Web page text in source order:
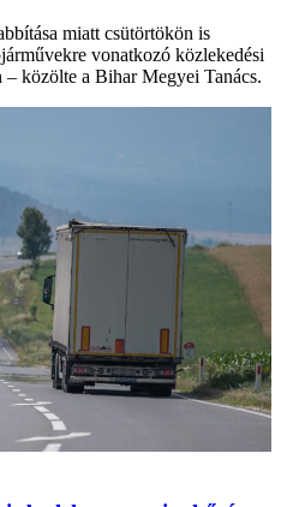
miatt csütörtökön is
vonatkozó közlekedési
közölte a Bihar Megyei Tanács.